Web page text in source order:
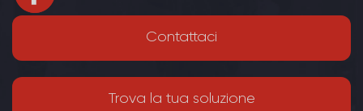
Contattaci
Trova la tua soluzione